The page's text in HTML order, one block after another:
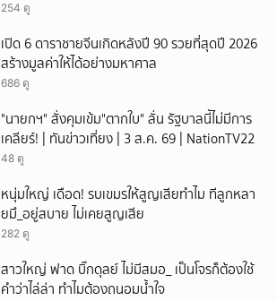
254 ดู
เปิด 6 ดาราชายจีนเกิดหลังปี 90 รวยที่สุดปี 2026
สร้างมูลค่าให้ได้อย่างมหาศาล
686 ดู
"นายกฯ" สั่งคุมเข้ม"ตากใบ" ลั่น รัฐบาลนี้ไม่มีการ
เคลียร์! | ทันข่าวเที่ยง | 3 ส.ค. 69 | NationTV22
48 ดู
หนุ่มใหญ่ เดือด! รบเขมรให้สูญเสียทำไม ทีลูกหลา
ยมึ_อยู่สบาย ไม่เคยสูญเสีย
282 ดู
สาวใหญ่ ฟาด บิ๊กดุลย์ ไม่มีสมอ_ เป็นโจรก็ต้องใช้
คำว่าไล่ล่า ทำไมต้องถนอมน้ำใจ